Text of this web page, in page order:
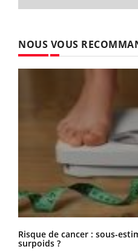
NOUS VOUS
Risque de cancer : sous-
surpoids ?